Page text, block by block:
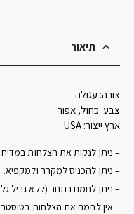
תיאור
צורה: עגולה
צבע: כחול, אפור
ארץ ייצור: USA
– ניתן לנקות את הצלחות
– ניתן להכניס למקרר ולמקפיא.
– ניתן לחמם בתנור (ללא גריל
– אין לחמם את הצלחות בטוסטר